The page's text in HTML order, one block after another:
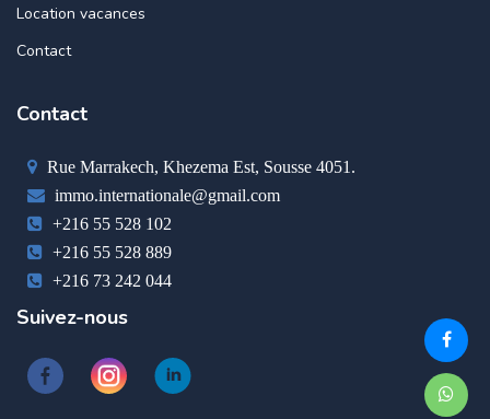
Location vacances
Contact
Contact
Rue Marrakech, Khezema Est, Sousse 4051.
immo.internationale@gmail.com
+216 55 528 102
+216 55 528 889
+216 73 242 044
Suivez-nous